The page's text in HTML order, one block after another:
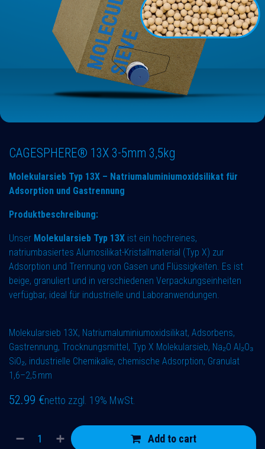
CAGESPHERE® 13X 3-5mm 3,5kg
Molekularsieb Typ 13X – Natriumaluminiumoxidsilikat für
Adsorption und Gastrennung
Produktbeschreibung:
Unser Molekularsieb Typ 13X ist ein hochreines,
natriumbasiertes Alumosilikat-Kristallmaterial (Typ X) zur
Adsorption und Trennung von Gasen und Flüssigkeiten. Es ist
beige, granuliert und in verschiedenen Verpackungseinheiten
verfügbar, ideal für industrielle und Laboranwendungen.
Molekularsieb 13X, Natriumaluminiumoxidsilikat, Adsorbens,
Gastrennung, Trocknungsmittel, Typ X Molekularsieb, Na₂O Al₂O₃
SiO₂, industrielle Chemikalie, chemische Adsorption, Granulat
1,6–2,5 mm
52.99 €netto zzgl. 19% MwSt.
Add to cart